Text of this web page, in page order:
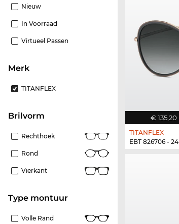
Nieuw
In Voorraad
Virtueel Passen
Merk
TITANFLEX
Brilvorm
Rechthoek
Rond
Vierkant
Type montuur
Volle Rand
€ 135,20
TITANFLEX
EBT 826706 - 24